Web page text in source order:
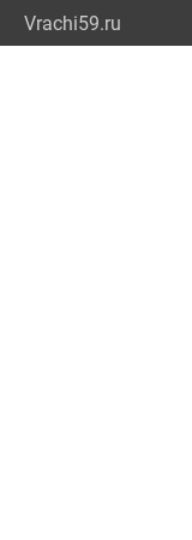
Vrachi59.ru